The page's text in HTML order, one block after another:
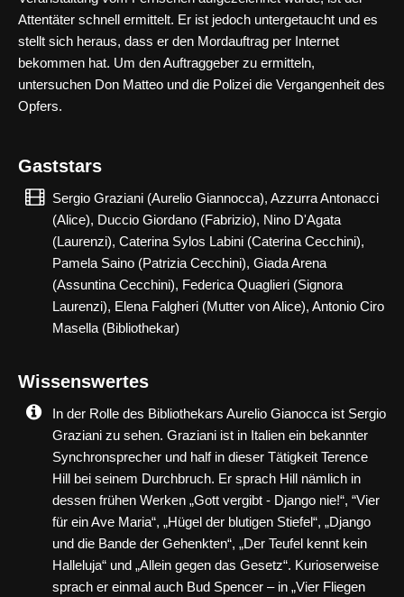
Attentäter schnell ermittelt. Er ist jedoch untergetaucht und es
stellt sich heraus, dass er den Mordauftrag per Internet
bekommen hat. Um den Auftraggeber zu ermitteln,
untersuchen Don Matteo und die Polizei die Vergangenheit des
Opfers.
Gaststars
Sergio Graziani (Aurelio Giannocca), Azzurra Antonacci
(Alice), Duccio Giordano (Fabrizio), Nino D'Agata
(Laurenzi), Caterina Sylos Labini (Caterina Cecchini),
Pamela Saino (Patrizia Cecchini), Giada Arena
(Assuntina Cecchini), Federica Quaglieri (Signora
Laurenzi), Elena Falgheri (Mutter von Alice), Antonio Ciro
Masella (Bibliothekar)
Wissenswertes
In der Rolle des Bibliothekars Aurelio Gianocca ist Sergio
Graziani zu sehen. Graziani ist in Italien ein bekannter
Synchronsprecher und half in dieser Tätigkeit Terence
Hill bei seinem Durchbruch. Er sprach Hill nämlich in
dessen frühen Werken „Gott vergibt - Django nie!“, “Vier
für ein Ave Maria“, „Hügel der blutigen Stiefel“, „Django
und die Bande der Gehenkten“, „Der Teufel kennt kein
Halleluja“ und „Allein gegen das Gesetz“. Kurioserweise
sprach er einmal auch Bud Spencer – in „Vier Fliegen